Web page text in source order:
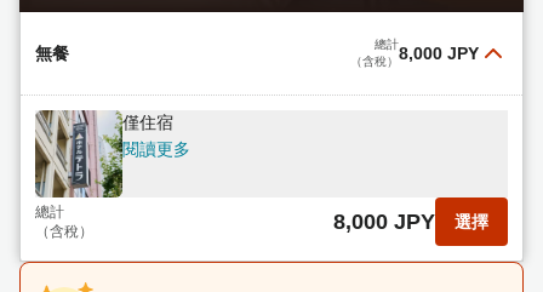
無餐
總計
（含稅） 8,000 JPY
僅住宿
閱讀更多
總計
（含稅）
8,000 JPY 選擇